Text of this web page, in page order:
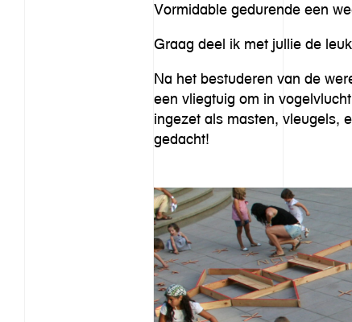
Vormidable gedurende een
Graag deel ik met jullie de
Na het bestuderen van de
een vliegtuig om in
ingezet als masten, vleugels,
gedacht!